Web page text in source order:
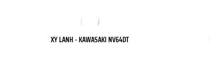
XY LANH - KAWASAKI NV64DT